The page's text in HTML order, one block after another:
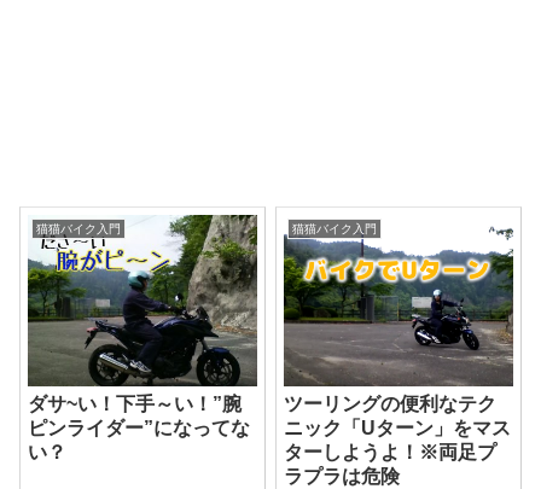
猫猫バイク入門
ダサ~い！下手～い！”腕
ピンライダー”になってな
い？
猫猫バイク入門
ツーリングの便利なテク
ニック「Uターン」をマス
ターしようよ！※両足プ
ラプラは危険